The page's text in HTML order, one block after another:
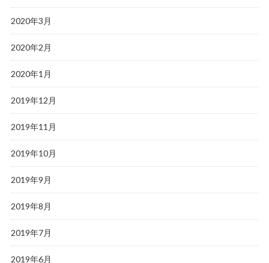
2020年3月
2020年2月
2020年1月
2019年12月
2019年11月
2019年10月
2019年9月
2019年8月
2019年7月
2019年6月